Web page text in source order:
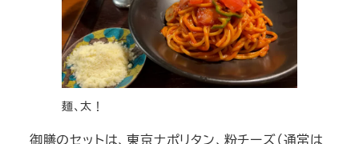
麺、太！
御膳のセットは、東京ナポリタン、粉チーズ（通常は